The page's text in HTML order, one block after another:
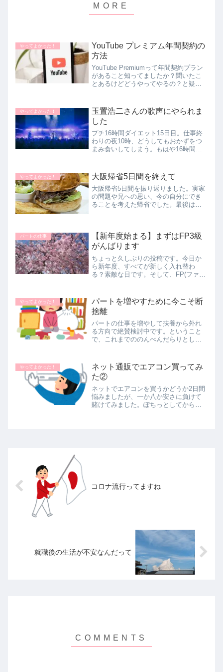
やってよかった！
YouTube プレミアム年間契約の
方法
YouTube Premiumって年間契約プラン
があること知ってましたか？聞いたこ
とあるけどどうやってやるの？と疑問
契約したいのにどうしてもできません
って方に朗報です！！
やってよかった！
玉置浩二さんの歌声にやられま
した
プチ16時間ダイエット15日目。仕事終
わりの夜10時、どうしてもおかずをつ
まみ食いしてしまう。もはや16時間ダ
然見つけたショート動画にやられまし
た。【玉置浩二 いい...
やってよかった！ 大阪帰省5日間を終えて
大阪帰省5日間を振り返りました。実家
の問題や兄への思い、今の自分にでき
ることを考えた帰省でした。最後は子
パートの仕事
【新年度始まる】まずはFP3級
がんばります
ちょっと久しぶりの投稿です。今日か
ら新年度、すべてが新しく入れ替わ
る？素敵な日です。そして、FP(ファイ
始まるので、いつの試験日が予約でき
るのかまだわかりません。たし...
やってよかった！
パートを増やすために今こそ断
捨離
パートの仕事を増やして扶養から外れ
る方向で絶賛検討中です。ということ
で、これまでののんべんだらりとした
品をしようと今日から頑張り出しまし
た。腰痛はすこぉし良くなってきたの
で...
やってよかった！
ネット通販でエアコン買ってみ
た②
ネットでエアコンを買うかどうか2日間
悩みましたが、一か八か安さに負けて
賭けてみました。ぽちっとしてから契
コロナ流行ってますね
就職後の生活が不安なんだって